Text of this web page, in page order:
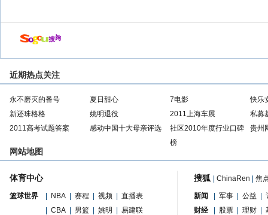
近期热点关注
永不磨灭的番号 夏日甜心 7电影
快乐
新还珠格格
姚明退役 2011上海车展
私募
2011高考试题答案
感动中国十大母亲评选
社区2010年度行业口碑
榜
贵州
网站地图
体育中心
篮球世界 NBA 赛程 视频
直播表
CBA 男篮 姚明 易建联
搜狐 ChinaRen 焦
新闻 军事 公益
财经
股票 理财